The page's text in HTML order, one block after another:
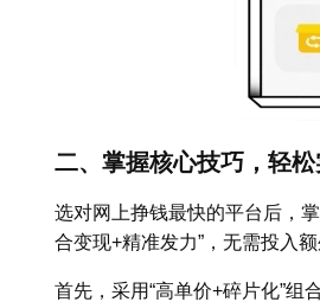
二、掌握核心技巧，轻
选对网上挣钱最快的平台后，
合变现+精准发力”，无需投入
首先，采用“高单价+碎片化”组